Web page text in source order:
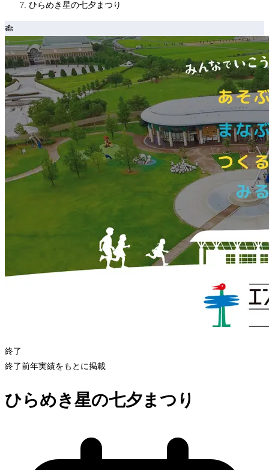
ひらめき星の七夕まつり
🎋
終了
終了前年実績をもとに掲載
ひらめき星の七夕まつり